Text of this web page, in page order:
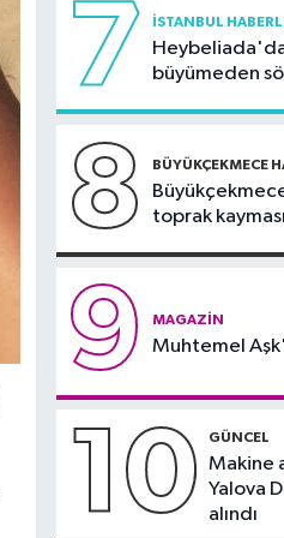
7 İSTANBUL
Heybeliada'da
büyümeden
8 BÜYÜKÇEKMECE
toprak kayması
9 MAGAZIN
Muhtemel
10 GÜNCEL
Makine
Yalova
alındı